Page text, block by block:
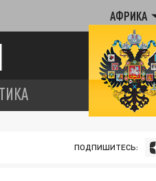
АФРИКА
ПОДПИШИТЕСЬ: